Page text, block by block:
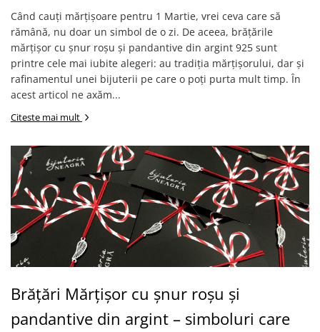
Brățări din Aur cu pietre
semiprețioase
Brățări din Argint cu pietre
semiprețioase
Brățări elastice cu pietre
BRĂȚĂRI DE PICIOR
Brățări de picior din Aur
Brățări de picior din Argint
COLIERE
Coliere cu mărgele colorate și
Argint
Coliere cu pietre semiprețioase
Când cauți mărțișoare pentru 1 Martie, vrei ceva care să
rămână, nu doar un simbol de o zi. De aceea, brățările
mărțișor cu șnur roșu și pandantive din argint 925 sunt
printre cele mai iubite alegeri: au tradiția mărțișorului, dar și
rafinamentul unei bijuterii pe care o poți purta mult timp. În
acest articol ne axăm...
Citeste mai mult
Brățări Mărțișor cu șnur roșu și
pandantive din argint – simboluri care